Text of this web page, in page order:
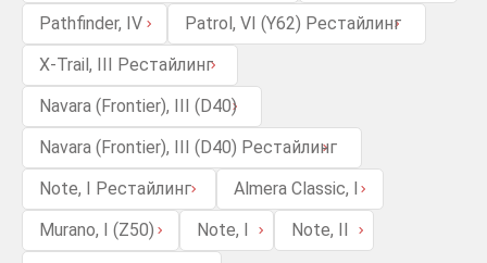
Pathfinder, IV
Patrol, VI (Y62) Рестайлинг
X-Trail, III Рестайлинг
Navara (Frontier), III (D40)
Navara (Frontier), III (D40) Рестайлинг
Note, I Рестайлинг
Almera Classic, I
Murano, I (Z50)
Note, I
Note, II